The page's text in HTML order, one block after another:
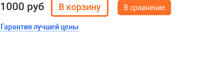
1000 руб
Гарантия лучшей цены
В сравнение